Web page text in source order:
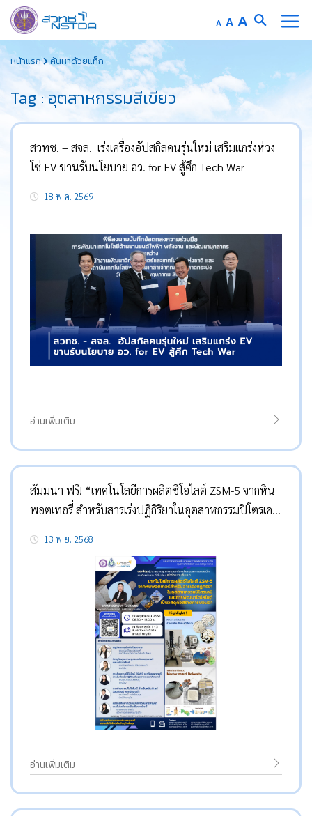
to
content
A Decrease
font
AReset
font
A Increase
font
หน้าแรก ค้นหาด้วยแท็ก
Tag : อุตสาหกรรมสีเขียว
สวทช. – สจล. เร่งเครื่องอัปสกิลคนรุ่นใหม่ เสริมแกร่งห่วง
โซ่ EV ขานรับนโยบาย อว. for EV สู้ศึก Tech War
18 พ.ค. 2569
อ่านเพิ่มเติม
สัมมนา ฟรี! “เทคโนโลยีการผลิตซีโอไลต์ ZSM-5 จากหิน
พอตเทอรี่ สำหรับสารเร่งปฏิกิริยาในอุตสาหกรรมปิโตรเคมี
13 พ.ย. 2568
อ่านเพิ่มเติม